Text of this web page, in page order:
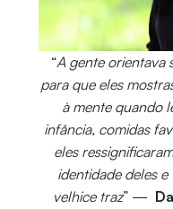
“A gente orientava
para que eles
à mente quando
infância, comidas
eles
identidade deles
velhice traz” —